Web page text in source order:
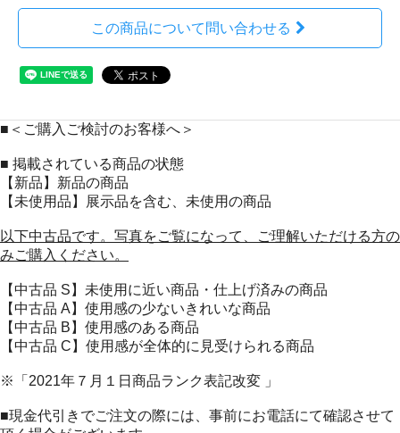
この商品について問い合わせる
■＜ご購入ご検討のお客様へ＞
■ 掲載されている商品の状態
【新品】新品の商品
【未使用品】展示品を含む、未使用の商品
以下中古品です。写真をご覧になって、ご理解いただける方の
みご購入ください。
【中古品 S】未使用に近い商品・仕上げ済みの商品
【中古品 A】使用感の少ないきれいな商品
【中古品 B】使用感のある商品
【中古品 C】使用感が全体的に見受けられる商品
※「2021年７月１日商品ランク表記改変 」
■現金代引きでご注文の際には、事前にお電話にて確認させて